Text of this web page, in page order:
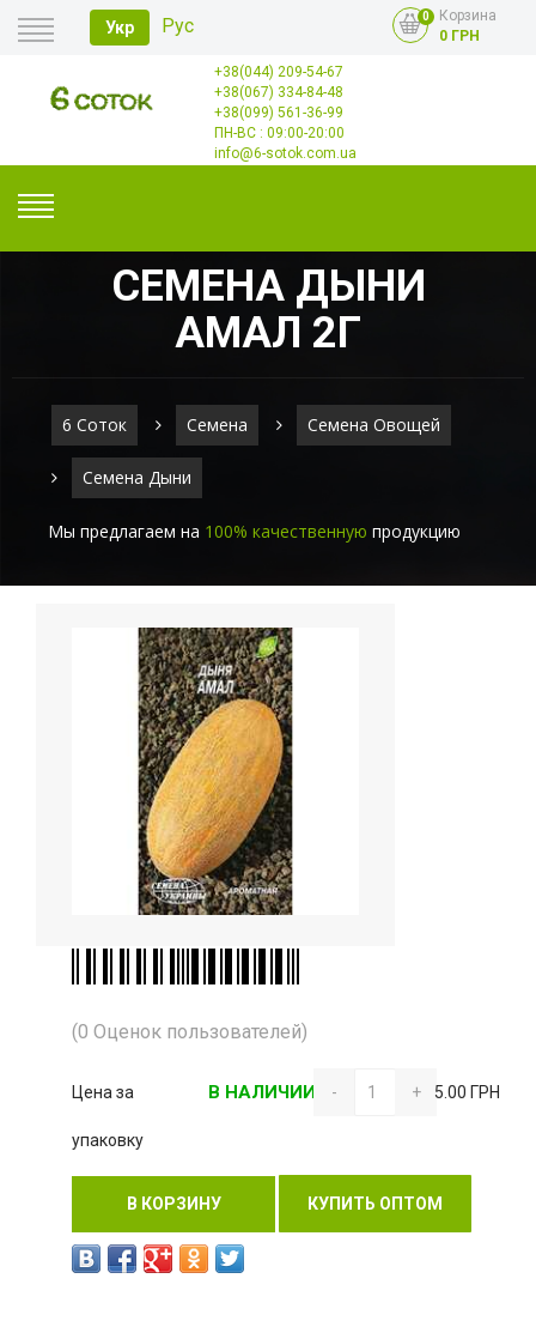
Укр Рус 0
Корзина
0 ГРН
Главная
Оплата
Доставка
+38(044) 209-54-67
+38(067) 334-84-48
+38(099) 561-36-99
ПН-ВС : 09:00-20:00
info@6-sotok.com.ua
СЕМЕНА ДЫНИ
АМАЛ 2Г
6 Соток Семена Семена Овощей
Семена Дыни
Мы предлагаем на 100% качественную продукцию
(0 Оценок пользователей)
Цена за
упаковку
В НАЛИЧИИ - + 5.00 ГРН
В КОРЗИНУ КУПИТЬ ОПТОМ